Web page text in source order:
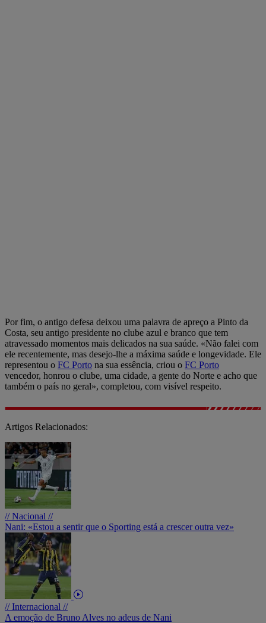
Por fim, o antigo defesa deixou uma palavra de apreço a Pinto da
Costa, seu antigo presidente no clube azul e branco que tem
atravessado momentos mais delicados na sua saúde. «Não falei com
ele recentemente, mas desejo-lhe a máxima saúde e longevidade. Ele
representou o FC Porto na sua essência, criou o FC Porto
vencedor, honrou o clube, uma cidade, a gente do Norte e acho que
também o país no geral», completou, com visível respeito.
Artigos Relacionados:
// Nacional //
Nani: «Estou a sentir que o Sporting está a crescer outra vez»
// Internacional //
A emoção de Bruno Alves no adeus de Nani